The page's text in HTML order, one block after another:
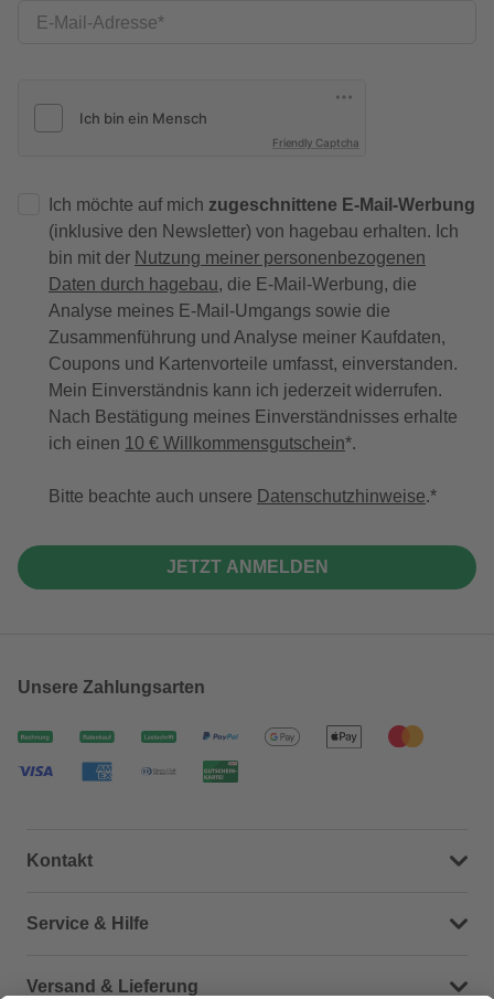
E-Mail-Adresse
Friendly Captcha
Ich möchte auf mich zugeschnittene E-Mail-Werbung
(inklusive den Newsletter) von hagebau erhalten. Ich
bin mit der Nutzung meiner personenbezogenen
Daten durch hagebau, die E-Mail-Werbung, die
Analyse meines E-Mail-Umgangs sowie die
Zusammenführung und Analyse meiner Kaufdaten,
Coupons und Kartenvorteile umfasst, einverstanden.
Mein Einverständnis kann ich jederzeit widerrufen.
Nach Bestätigung meines Einverständnisses erhalte
ich einen 10 € Willkommensgutschein*.
Bitte beachte auch unsere Datenschutzhinweise.
JETZT ANMELDEN
Unsere Zahlungsarten
Kontakt
Dein Kontakt zu uns
Service & Hilfe
Häufige Fragen (FAQ)
Versand & Lieferung